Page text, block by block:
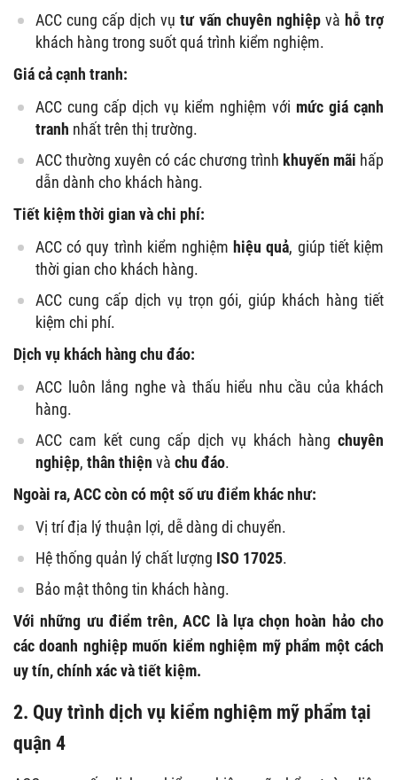
ACC cung cấp dịch vụtư vấn chuyên nghiệpvà hỗ trợ
khách hàng trong suốt quá trình kiểm nghiệm.
Giá cả cạnh tranh:
ACC cung cấp dịch vụ kiểm nghiệm với mức giá cạnh
tranh nhất trên thị trường.
ACC thường xuyên có các chương trình khuyến mãi hấp
dẫn dành cho khách hàng.
Tiết kiệm thời gian và chi phí:
ACC có quy trình kiểm nghiệm hiệu quả, giúp tiết kiệm
thời gian cho khách hàng.
ACC cung cấp dịch vụ trọn gói, giúp khách hàng tiết
kiệm chi phí.
Dịch vụ khách hàng chu đáo:
ACC luôn lắng nghe và thấu hiểu nhu cầu của khách
hàng.
ACC cam kết cung cấp dịch vụ khách hàng chuyên
nghiệp, thân thiện và chu đáo.
Ngoài ra, ACC còn có một số ưu điểm khác như:
Vị trí địa lý thuận lợi, dễ dàng di chuyển.
Hệ thống quản lý chất lượng ISO 17025.
Bảo mật thông tin khách hàng.
Với những ưu điểm trên, ACC là lựa chọn hoàn hảo cho
các doanh nghiệp muốn kiểm nghiệm mỹ phẩm một cách
uy tín, chính xác và tiết kiệm.
2. Quy trình dịch vụ kiểm nghiệm mỹ phẩm tại
quận 4